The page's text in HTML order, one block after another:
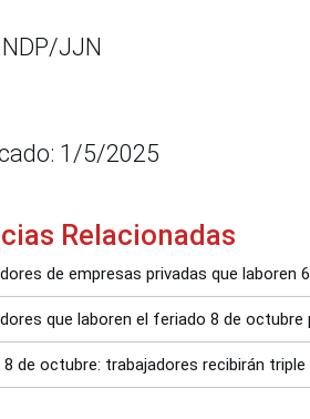
JJN
1/5/2025
Relacionadas
de empresas privadas que laboren
que laboren el feriado 8 de octubre
8 de octubre: trabajadores recibirán